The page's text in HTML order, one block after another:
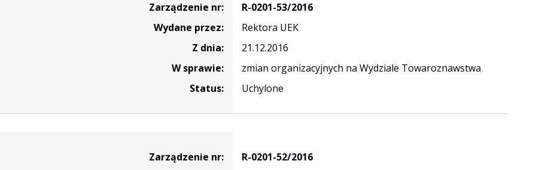
Zarządzenie nr:
R-0201-53/2016
Wydane przez:
Rektora UEK
Z dnia:
21.12.2016
W sprawie:
zmian organizacyjnych na Wydziale Towaroznawstwa
Status:
Uchylone
Zarządzenie nr:
R-0201-52/2016